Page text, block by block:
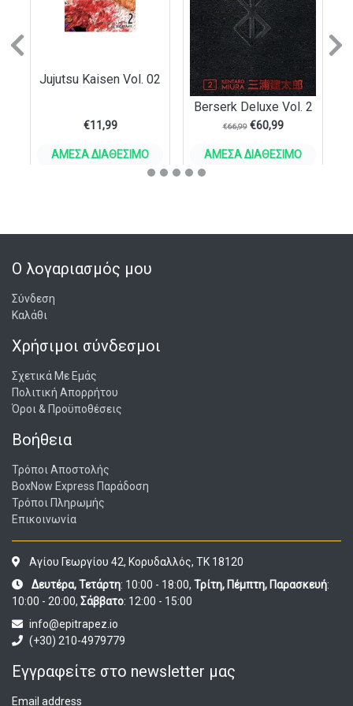
Jujutsu Kaisen Vol. 02
€11,99
ΆΜΕΣΑ ΔΙΑΘΈΣΙΜΟ
Berserk Deluxe Vol. 2
€66,99 €60,99
ΆΜΕΣΑ ΔΙΑΘΈΣΙΜΟ
Previous
Ο λογαριασμός μου
Σύνδεση
Καλάθι
Χρήσιμοι σύνδεσμοι
Σχετικά Με Εμάς
Πολιτική Απορρήτου
Όροι & Προϋποθέσεις
Βοήθεια
Τρόποι Αποστολής
BoxNow Express Παράδοση
Τρόποι Πληρωμής
Επικοινωνία
Αγίου Γεωργίου 42, Κορυδαλλός, ΤΚ 18120
Δευτέρα, Τετάρτη: 10:00 - 18:00, Τρίτη, Πέμπτη, Παρασκευή:
10:00 - 20:00, Σάββατο: 12:00 - 15:00
info@epitrapez.io
(+30) 210-4979779
Εγγραφείτε στο newsletter μας
Email address